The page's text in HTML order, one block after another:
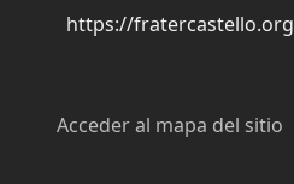
https://fratercastello.org
Acceder al mapa del sitio